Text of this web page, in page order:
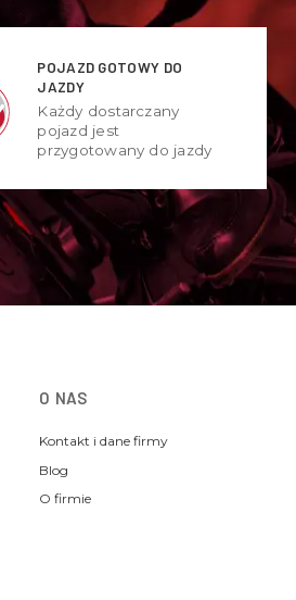
POJAZD GOTOWY DO
JAZDY
Każdy dostarczany
pojazd jest
przygotowany do jazdy
O NAS
Kontakt i dane firmy
Blog
O firmie